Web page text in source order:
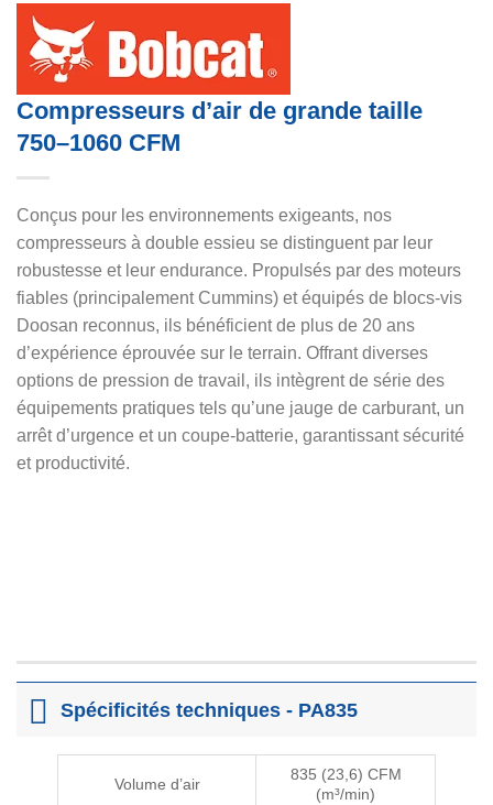
Compresseurs d’air de grande taille
750–1060 CFM
Conçus pour les environnements exigeants, nos
compresseurs à double essieu se distinguent par leur
robustesse et leur endurance. Propulsés par des moteurs
fiables (principalement Cummins) et équipés de blocs-vis
Doosan reconnus, ils bénéficient de plus de 20 ans
d’expérience éprouvée sur le terrain. Offrant diverses
options de pression de travail, ils intègrent de série des
équipements pratiques tels qu’une jauge de carburant, un
arrêt d’urgence et un coupe-batterie, garantissant sécurité
et productivité.
Spécificités techniques - PA835
Volume d’air
835 (23,6) CFM
(m³/min)